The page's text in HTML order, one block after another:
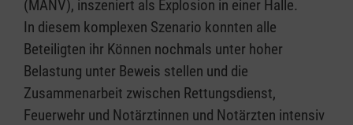
(MANV), inszeniert als Explosion in einer Halle.
In diesem komplexen Szenario konnten alle
Beteiligten ihr Können nochmals unter hoher
Belastung unter Beweis stellen und die
Zusammenarbeit zwischen Rettungsdienst,
Feuerwehr und Notärztinnen und Notärzten intensiv